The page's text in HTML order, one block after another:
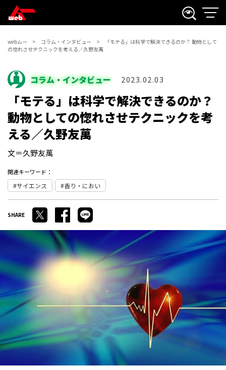
webムー コラム・インタビュー
「モテる」は科学で解決できるのか？ 動物として
の惚れさせテクニックを考える／久野友萬
コラム・インタビュー 2023.02.03
「モテる」は科学で解決できるのか？
動物としての惚れさせテクニックを考
える／久野友萬
文＝久野友萬
関連キーワード：
サイエンス 香り・におい